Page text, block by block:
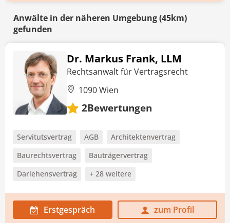
Anwälte in der näheren Umgebung (45km)
gefunden
Dr. Markus Frank, LLM
Rechtsanwalt für Vertragsrecht
1090 Wien
2Bewertungen
Servitutsvertrag AGB
Architektenvertrag
Baurechtsvertrag
Bauträgervertrag
Darlehensvertrag
+ 28 weitere
Erstgespräch zum Profil